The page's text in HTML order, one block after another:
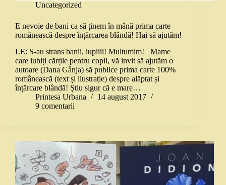
Uncategorized
E nevoie de bani ca să ținem în mână prima carte
românească despre înțărcarea blândă! Hai să ajutăm!
LE: S-au strans banii, iupiiii! Multumim! Mame
care iubiți cărțile pentru copii, vă invit să ajutăm o
autoare (Dana Gânja) să publice prima carte 100%
românească (text și ilustrație) despre alăptat și
înțărcare blândă! Știu sigur că e mare…
Printesa Urbana
14 august 2017
9 comentarii